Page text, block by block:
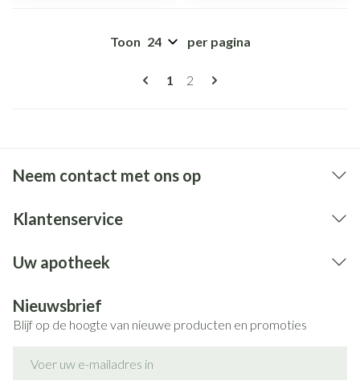
Pagina's
U lees momenteel pagina
1 Pagina
2
Toon per pagina
Neem contact met ons op
Klantenservice
Uw apotheek
Nieuwsbrief
Blijf op de hoogte van nieuwe producten en promoties